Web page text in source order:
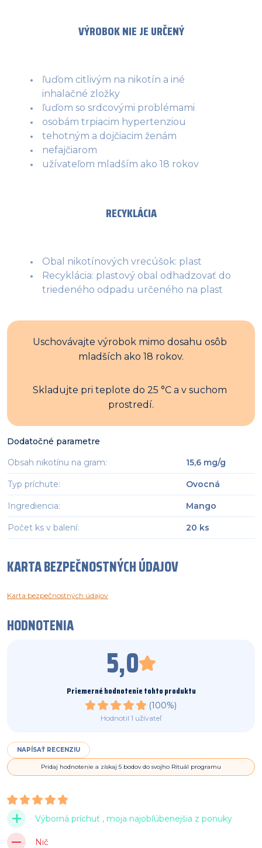
VÝROBOK NIE JE URČENÝ
ľuďom citlivým na nikotín a iné
inhalačné zložky
ľuďom so srdcovými problémami
osobám trpiacim hypertenziou
tehotným a dojčiacim ženám
nefajčiarom
užívateľom mladším ako 18 rokov
RECYKLÁCIA
Obal nikotínových vrecúšok: plast
Recyklácia: plastový obal odhadzovať do
triedeného odpadu určeného na plast
Uschovávajte výrobok mimo dosahu osôb
mladších ako 18 rokov.
Skladujte pri teplote do 25 °C a v suchom
prostredí.
Dodatočné parametre
Obsah nikotínu na gram: 15,6 mg/g
Typ príchute: Ovocná
Ingrediencia: Mango
Počet ks v balení: 20 ks
KARTA BEZPEČNOSTNÝCH ÚDAJOV
Karta bezpečnostných údajov
HODNOTENIA
5,0
Priemerné hodnotenie tohto produktu
(100%)
Hodnotil 1 užívateľ
NAPÍSAŤ RECENZIU
Pridaj hodnotenie a získaj 5 bodov do svojho Rituál programu
Výborná príchuť , moja najobľúbenejšia z ponuky
Nič